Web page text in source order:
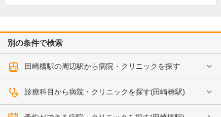
別の条件で検索
田崎橋駅の周辺駅から病院・クリニックを探す
診療科目から病院・クリニックを探す(田崎橋駅)